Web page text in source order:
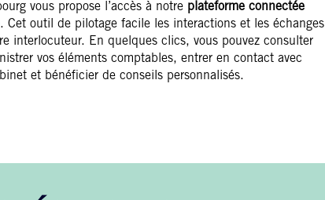
vous propose l’accès à notre plateforme connectée
. Cet outil de pilotage facile les interactions et les échanges
interlocuteur. En quelques clics, vous pouvez consulter
vos éléments comptables, entrer en contact avec
et bénéficier de conseils personnalisés.